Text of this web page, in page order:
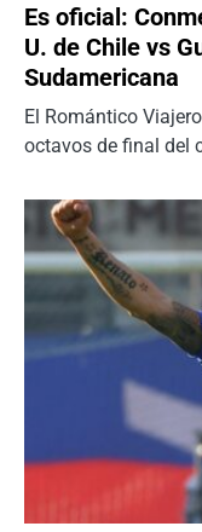
Es oficial:
U. de Chile vs
Sudamericana
El Romántico
octavos de final del